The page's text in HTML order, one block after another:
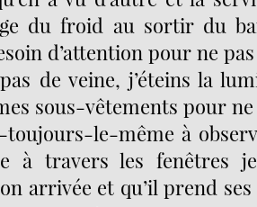
du froid au sortir du
d’attention pour ne
de veine, j’éteins la
sous-vêtements pour
toujours-le-même à
à travers les fenêtres
arrivée et qu’il prend